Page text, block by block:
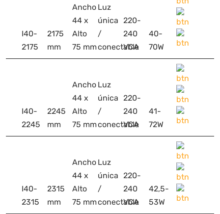
I40-
2175
2175
mm
Ancho
44 x
Alto
75 mm
Luz
única
/
conectable
220-
240
VCA
40-
70W
I40-
2245
2245
mm
Ancho
44 x
Alto
75 mm
Luz
única
/
conectable
220-
240
VCA
41-
72W
I40-
2315
2315
mm
Ancho
44 x
Alto
75 mm
Luz
única
/
conectable
220-
240
VCA
42,5-
53W